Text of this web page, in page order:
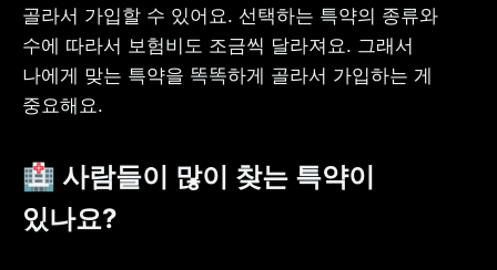
골라서 가입할 수 있어요. 선택하는 특약의 종류와
수에 따라서 보험비도 조금씩 달라져요. 그래서
나에게 맞는 특약을 똑똑하게 골라서 가입하는 게
중요해요.
🏥 사람들이 많이 찾는 특약이
있나요?